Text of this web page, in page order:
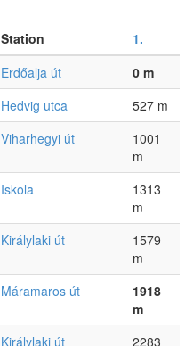
Station
1.
Erdőalja út
0 m
Hedvig utca
527 m
Viharhegyi út
1001
m
Iskola
1313
m
Királylaki út
1579
m
Máramaros út
1918
m
Királylaki út
2283